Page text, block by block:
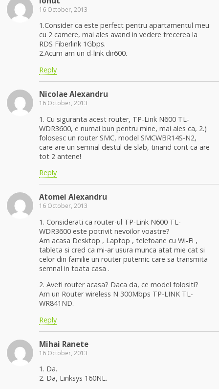
16 October, 2013
1.Consider ca este perfect pentru apartamentul meu
cu 2 camere, mai ales avand in vedere trecerea la
RDS Fiberlink 1Gbps.
2.Acum am un d-link dir600.
Reply
Nicolae Alexandru
16 October, 2013
1. Cu siguranta acest router, TP-Link N600 TL-
WDR3600, e numai bun pentru mine, mai ales ca, 2.)
folosesc un router SMC, model SMCWBR14S-N2,
care are un semnal destul de slab, tinand cont ca are
tot 2 antene!
Reply
Atomei Alexandru
16 October, 2013
1. Considerati ca router-ul TP-Link N600 TL-
WDR3600 este potrivit nevoilor voastre?
Am acasa Desktop , Laptop , telefoane cu Wi-Fi ,
tableta si cred ca mi-ar usura munca atat mie cat si
celor din familie un router puternic care sa transmita
semnal in toata casa .
2. Aveti router acasa? Daca da, ce model folositi?
Am un Router wireless N 300Mbps TP-LINK TL-
WR841ND.
Reply
Mihai Ranete
16 October, 2013
1. Da.
2. Da, Linksys 160NL.